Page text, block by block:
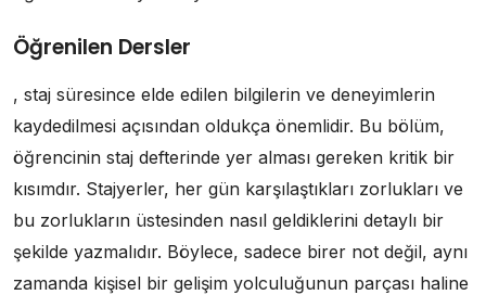
Öğrenilen Dersler
, staj süresince elde edilen bilgilerin ve deneyimlerin
kaydedilmesi açısından oldukça önemlidir. Bu bölüm,
öğrencinin staj defterinde yer alması gereken kritik bir
kısımdır. Stajyerler, her gün karşılaştıkları zorlukları ve
bu zorlukların üstesinden nasıl geldiklerini detaylı bir
şekilde yazmalıdır. Böylece, sadece birer not değil, aynı
zamanda kişisel bir gelişim yolculuğunun parçası haline